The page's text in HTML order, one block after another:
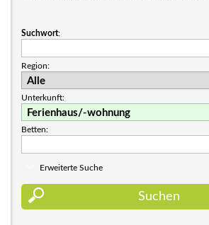
Suchwort:
Region:
Unterkunft:
Betten:
Erweiterte Suche